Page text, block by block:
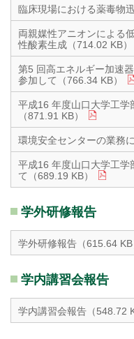
臨床現場における薬毒物
両親媒性アニオンによる
性酸素生成（714.02 KB）
第5 回高エネルギー加速
参加して（766.34 KB）
平成16 年度山口大学工学
（871.91 KB）
環境安全センターの業務
平成16 年度山口大学工学
て（689.19 KB）
学外研修報告
学外研修報告（615.64 KB
学内講習会報告
学内講習会報告（548.72